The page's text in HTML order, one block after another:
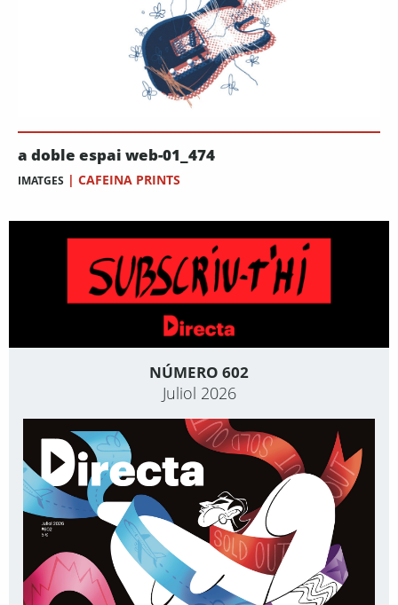
a doble espai web-01_474
IMATGES | CAFEINA PRINTS
NÚMERO 602
Juliol 2026